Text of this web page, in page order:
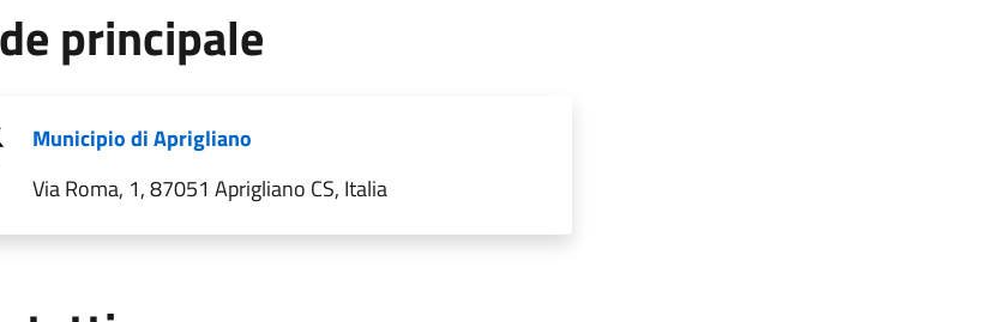
principale
Municipio di Aprigliano
Via Roma, 1, 87051 Aprigliano CS, Italia